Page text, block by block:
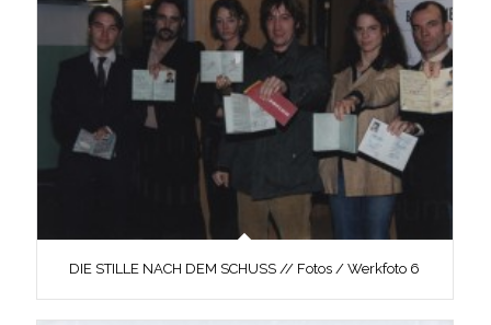
DIE STILLE NACH DEM SCHUSS // Fotos / Werkfoto 6